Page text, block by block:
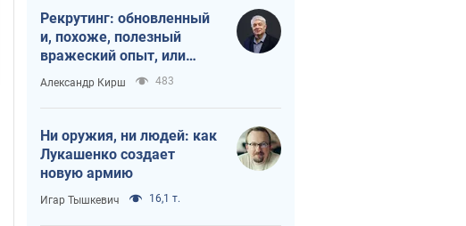
Рекрутинг: обновленный
и, похоже, полезный
вражеский опыт, или
Диалектика
требовательной трусости
Александр Кирш 483
Ни оружия, ни людей: как
Лукашенко создает
новую армию
Игар Тышкевич 16,1 т.